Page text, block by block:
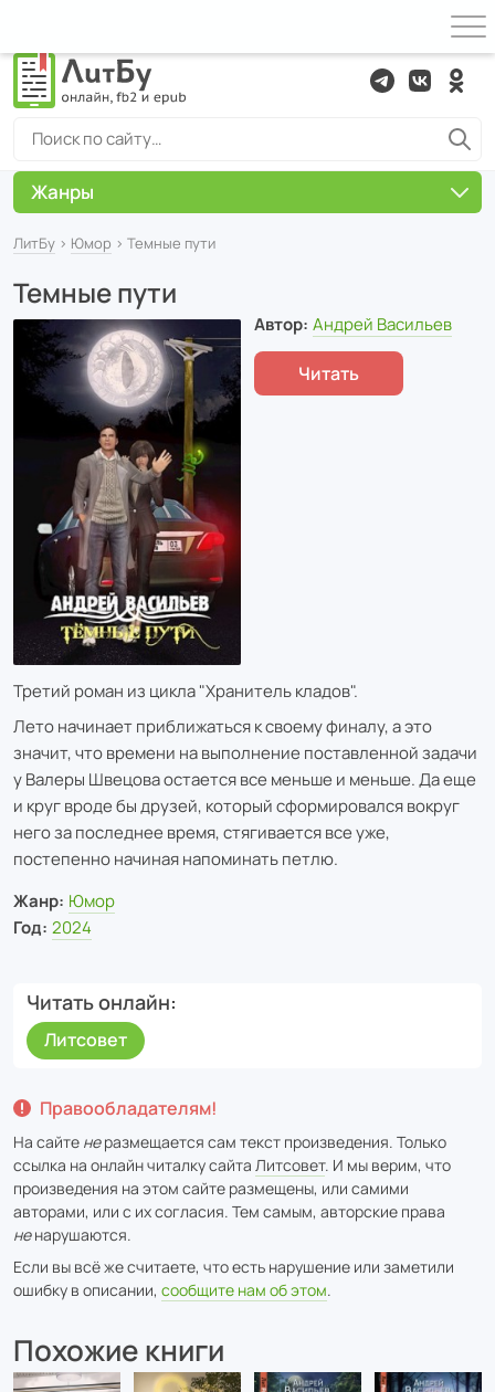
ЛитБу › Юмор › Темные пути
Темные пути
Автор: Андрей Васильев
Читать
Третий роман из цикла "Хранитель кладов".
Лето начинает приближаться к своему финалу, а это
значит, что времени на выполнение поставленной задачи
у Валеры Швецова остается все меньше и меньше. Да еще
и круг вроде бы друзей, который сформировался вокруг
него за последнее время, стягивается все уже,
постепенно начиная напоминать петлю.
Жанр: Юмор
Год: 2024
Читать онлайн
Литсовет
Правообладателям!
На сайте неразмещается сам текст произведения. Только
ссылка на онлайн читалку сайта Литсовет. И мы верим, что
произведения на этом сайте размещены, или самими
авторами, или с их согласия. Тем самым, авторские права
ненарушаются.
Если вы всё же считаете, что есть нарушение или заметили
ошибку в описании, сообщите нам об этом.
Похожие книги
Жанры